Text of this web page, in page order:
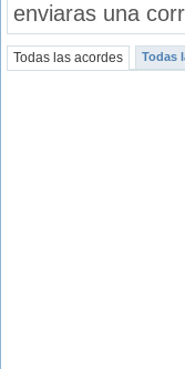
enviaras una
Todas las acordes Todas